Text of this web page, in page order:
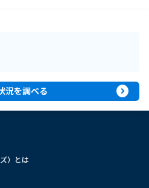
況を調べる expand_circle_right
）とは